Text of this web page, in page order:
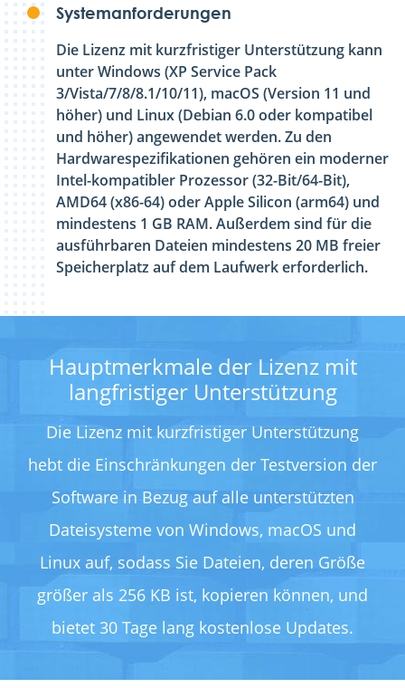
Systemanforderungen
Die Lizenz mit kurzfristiger Unterstützung kann
unter Windows (XP Service Pack
3/Vista/7/8/8.1/10/11), macOS (Version 11 und
höher) und Linux (Debian 6.0 oder kompatibel
und höher) angewendet werden. Zu den
Hardwarespezifikationen gehören ein moderner
Intel-kompatibler Prozessor (32-Bit/64-Bit),
AMD64 (x86-64) oder Apple Silicon (arm64) und
mindestens 1 GB RAM. Außerdem sind für die
ausführbaren Dateien mindestens 20 MB freier
Speicherplatz auf dem Laufwerk erforderlich.
Hauptmerkmale der Lizenz mit
langfristiger Unterstützung
Die Lizenz mit kurzfristiger Unterstützung
hebt die Einschränkungen der Testversion der
Software in Bezug auf alle unterstützten
Dateisysteme von Windows, macOS und
Linux auf, sodass Sie Dateien, deren Größe
größer als 256 KB ist, kopieren können, und
bietet 30 Tage lang kostenlose Updates.